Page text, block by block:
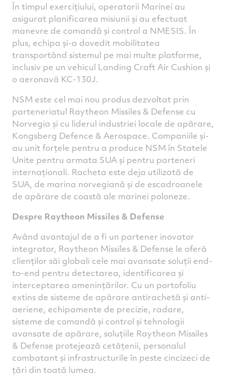
În timpul exercițiului, operatorii Marinei au
asigurat planificarea misiunii și au efectuat
manevre de comandă și control a NMESIS. În
plus, echipa și-a dovedit mobilitatea
transportând sistemul pe mai multe platforme,
inclusiv pe un vehicul Landing Craft Air Cushion și
o aeronavă KC-130J.
NSM este cel mai nou produs dezvoltat prin
parteneriatul Raytheon Missiles & Defense cu
Norvegia și cu liderul industriei locale de apărare,
Kongsberg Defence & Aerospace. Companiile și-
au unit forțele pentru a produce NSM în Statele
Unite pentru armata SUA și pentru parteneri
internaționali. Racheta este deja utilizată de
SUA, de marina norvegiană și de escadroanele
de apărare de coastă ale marinei poloneze.
Despre Raytheon Missiles & Defense
Având avantajul de a fi un partener inovator
integrator, Raytheon Missiles & Defense le oferă
clienților săi globali cele mai avansate soluții end-
to-end pentru detectarea, identificarea și
interceptarea amenințărilor. Cu un portofoliu
extins de sisteme de apărare antirachetă și anti-
aeriene, echipamente de precizie, radare,
sisteme de comandă și control și tehnologii
avansate de apărare, soluțiile Raytheon Missiles
& Defense protejează cetățenii, personalul
combatant și infrastructurile în peste cincizeci de
țări din toată lumea.